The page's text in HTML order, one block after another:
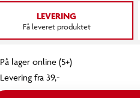
LEVERING
Få leveret produktet
På lager online (5+)
Levering fra 39,-